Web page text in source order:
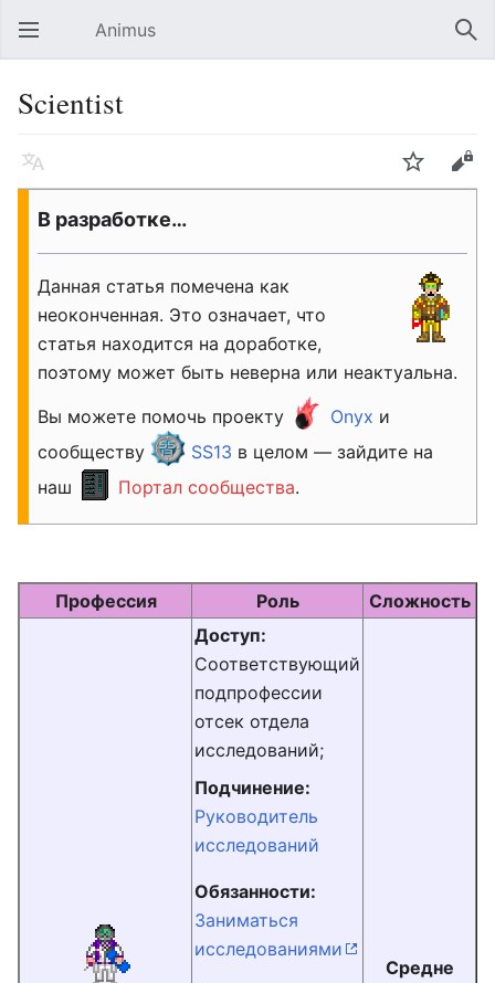
Открыть главное меню Animus
Scientist
Язык Следить
В разработке…
Данная статья помечена как
неоконченная. Это означает, что
статья находится на доработке,
поэтому может быть неверна или неактуальна.
Вы можете помочь проекту
Onyx и
сообществу
SS13 в целом — зайдите на
наш
Портал сообщества.
Профессия Роль Сложность
Доступ:
Соответствующий
подпрофессии
отсек отдела
исследований;
Подчинение:
Руководитель
исследований
Обязанности:
Заниматься
исследованиями
Средне